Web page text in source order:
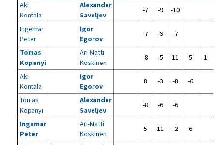
Aki
Kontala
Alexander
Saveljev
-7 -9 -10
Ingemar
Peter
Igor
Egorov
-7 -9 -7
Tomas
Kopanyi
Ari-Matti
Koskinen
-8 -5 11 5 1
Aki
Kontala
Igor
Egorov
8 -3 -8 -6
Tomas
Kopanyi
Alexander
Saveljev
-8 -6 -6
Ingemar
Peter
Ari-Matti
Koskinen
5 11 -2 6